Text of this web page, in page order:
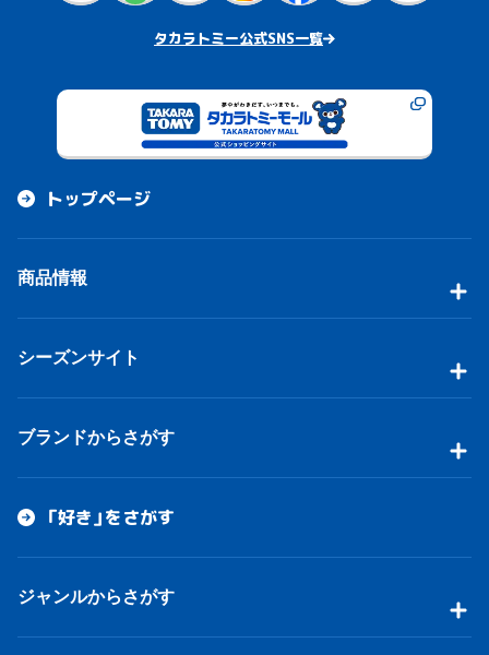
タカラトミー公式SNS一覧
トップページ
商品情報
シーズンサイト
ブランドからさがす
「好き」をさがす
ジャンルからさがす